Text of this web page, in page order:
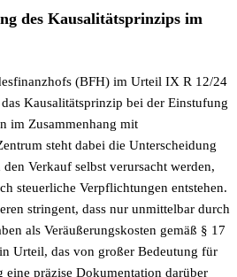
des Kausalitätsprinzips im
(BFH) im Urteil IX R 12/24
Kausalitätsprinzip bei der Einstufung
im Zusammenhang mit
steht dabei die Unterscheidung
Verkauf selbst verursacht werden,
steuerliche Verpflichtungen entstehen.
stringent, dass nur unmittelbar durch
als Veräußerungskosten gemäß § 17
Urteil, das von großer Bedeutung für
eine präzise Dokumentation darüber